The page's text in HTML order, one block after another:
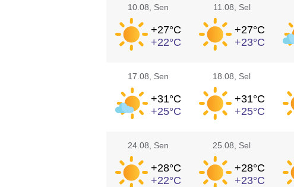
10.08 , Sen
+27°C
+22°C
11.08 , Sel
+27°C
+23°C
17.08 , Sen
+31°C
+25°C
18.08 , Sel
+31°C
+25°C
24.08 , Sen
+28°C
+22°C
25.08 , Sel
+28°C
+23°C